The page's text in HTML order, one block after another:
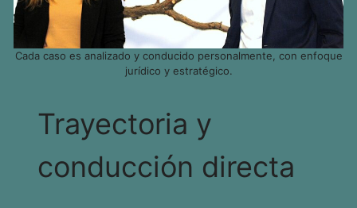
Cada caso es analizado y conducido personalmente, con enfoque
jurídico y estratégico.
Trayectoria y
conducción directa